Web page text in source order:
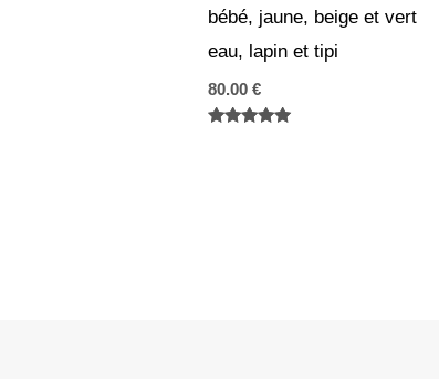
bébé, jaune, beige et vert
eau, lapin et tipi
80.00 €